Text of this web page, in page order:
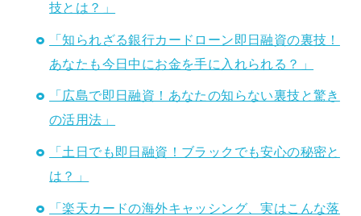
技とは？」
「知られざる銀行カードローン即日融資の裏技！
あなたも今日中にお金を手に入れられる？」
「広島で即日融資！あなたの知らない裏技と驚き
の活用法」
「土日でも即日融資！ブラックでも安心の秘密と
は？」
「楽天カードの海外キャッシング、実はこんな落